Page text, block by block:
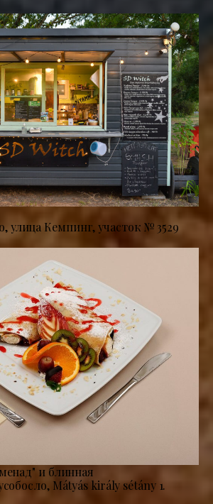
улица Кемпинг, участок № 3529
и блинная
Mátyás király sétány 1.